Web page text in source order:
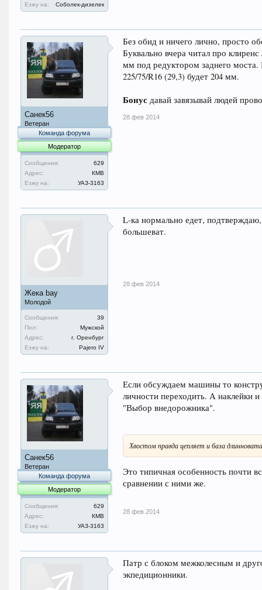
Езжу на:
Соболек-дизелек
Санек56
Ветеран
Команда форума
Модератор
Сообщения:
629
Адрес:
КМВ
Езжу на:
УАЗ-3163
Без обид и ничего лично, просто
Буквально вчера читал про
мм под редуктором заднего
225/75/R16 (29,3) будет 204 мм.
Бонусдавай завязывай людей
28 фев 2014
Жека bay
Молодой
Сообщения:
39
Пол:
Мужской
Адрес:
г. Оренбург
Езжу на:
Pajero IV
L-ка нормально едет,
большеват.
28 фев 2014
Санек56
Ветеран
Команда форума
Модератор
Сообщения:
629
Адрес:
КМВ
Езжу на:
УАЗ-3163
Если обсуждаем машины то
личности переходить. А наклейки
"Выбор внедорожника".
Хвостом правда цепляет и база
Это типичная особенность почти
сравнении с ними же.
28 фев 2014
Патр с блоком межколесным и
экпедиционники.